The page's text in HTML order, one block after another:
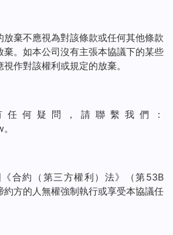
放棄不應視為對該條款或任何其他條款
棄。如本公司沒有主張本協議下的某些
作對該權利或規定的放棄。
任何疑問，請聯繫我們：
。
合約（第三方權利）法》（第53B
約方的人無權強制執行或享受本協議任